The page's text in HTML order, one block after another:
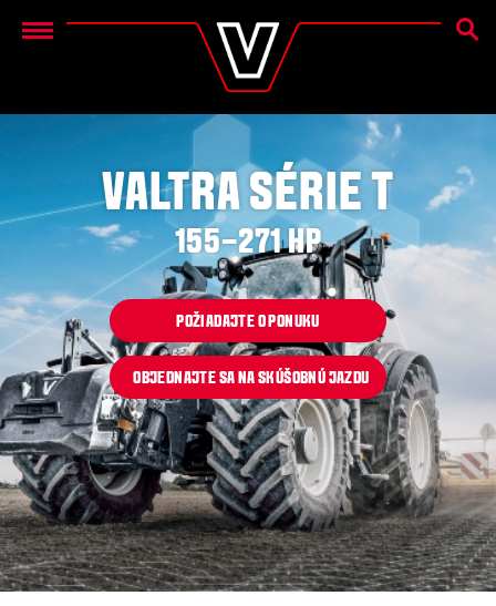
Menu
VALTRA SÉRIE T
155–271 HP
POŽIADAJTE O PONUKU
OBJEDNAJTE SA NA SKÚŠOBNÚ JAZDU